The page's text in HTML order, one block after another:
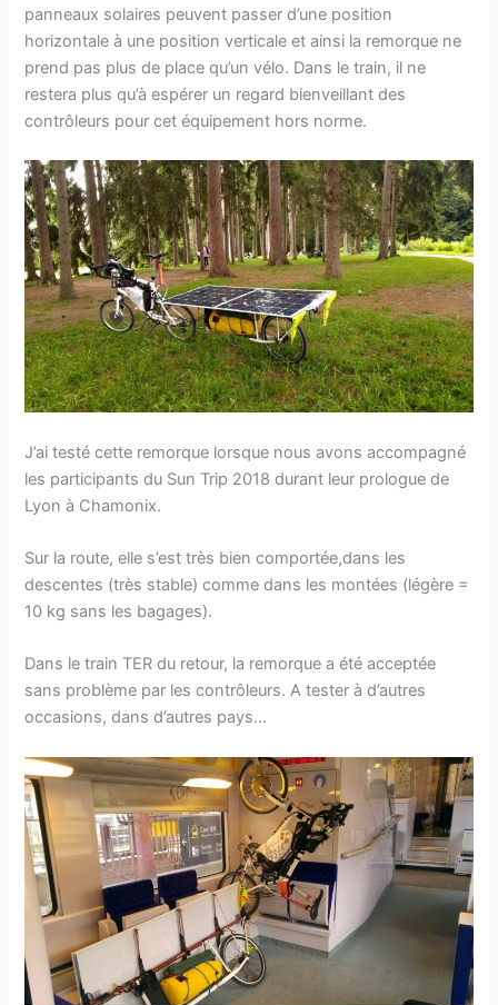
panneaux solaires peuvent passer d’une position
horizontale à une position verticale et ainsi la remorque ne
prend pas plus de place qu’un vélo. Dans le train, il ne
restera plus qu’à espérer un regard bienveillant des
contrôleurs pour cet équipement hors norme.
J’ai testé cette remorque lorsque nous avons accompagné
les participants du Sun Trip 2018 durant leur prologue de
Lyon à Chamonix.
Sur la route, elle s’est très bien comportée,dans les
descentes (très stable) comme dans les montées (légère =
10 kg sans les bagages).
Dans le train TER du retour, la remorque a été acceptée
sans problème par les contrôleurs. A tester à d’autres
occasions, dans d’autres pays…